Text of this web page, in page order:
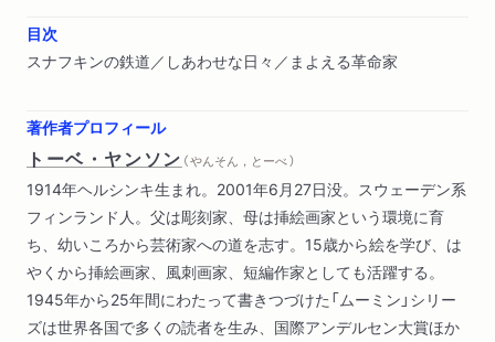
目次
スナフキンの鉄道／しあわせな日々／まよえる革命家
著作者プロフィール
トーベ・ヤンソン （ やんそん，とーべ ）
1914年ヘルシンキ生まれ。2001年6月27日没。スウェーデン系
フィンランド人。父は彫刻家、母は挿絵画家という環境に育
ち、幼いころから芸術家への道を志す。15歳から絵を学び、は
やくから挿絵画家、風刺画家、短編作家としても活躍する。
1945年から25年間にわたって書きつづけた「ムーミン」シリー
ズは世界各国で多くの読者を生み、国際アンデルセン大賞ほか